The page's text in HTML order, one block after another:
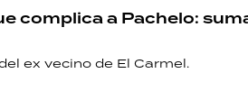
complica a Pachelo:
ex vecino de El Carmel.